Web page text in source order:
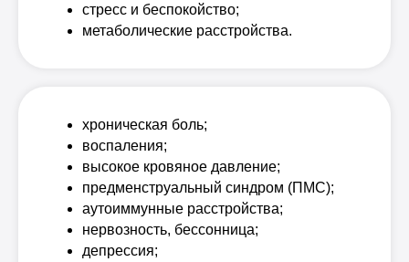
стресс и беспокойство;
метаболические расстройства.
хроническая боль;
воспаления;
высокое кровяное давление;
предменструальный синдром (ПМС);
аутоиммунные расстройства;
нервозность, бессонница;
депрессия;